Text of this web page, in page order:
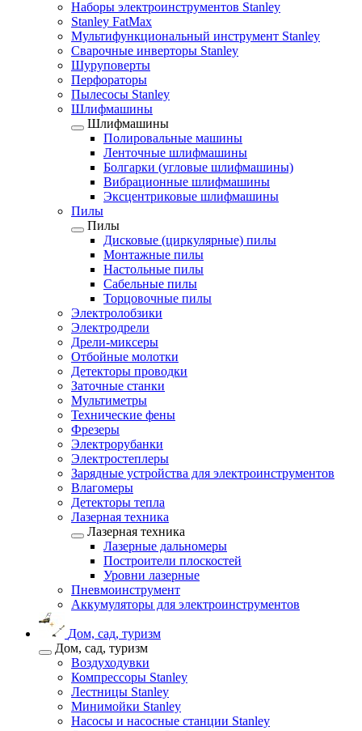
Наборы электроинструментов Stanley
Stanley FatMax
Мультифункциональный инструмент Stanley
Сварочные инверторы Stanley
Шуруповерты
Перфораторы
Пылесосы Stanley
Шлифмашины
Шлифмашины
Полировальные машины
Ленточные шлифмашины
Болгарки (угловые шлифмашины)
Вибрационные шлифмашины
Эксцентриковые шлифмашины
Пилы
Пилы
Дисковые (циркулярные) пилы
Монтажные пилы
Настольные пилы
Сабельные пилы
Торцовочные пилы
Электролобзики
Электродрели
Дрели-миксеры
Отбойные молотки
Детекторы проводки
Заточные станки
Мультиметры
Технические фены
Фрезеры
Электрорубанки
Электростеплеры
Зарядные устройства для электроинструментов
Влагомеры
Детекторы тепла
Лазерная техника
Лазерная техника
Лазерные дальномеры
Построители плоскостей
Уровни лазерные
Пневмоинструмент
Аккумуляторы для электроинструментов
Дом, сад, туризм
Дом, сад, туризм
Воздуходувки
Компрессоры Stanley
Лестницы Stanley
Минимойки Stanley
Насосы и насосные станции Stanley